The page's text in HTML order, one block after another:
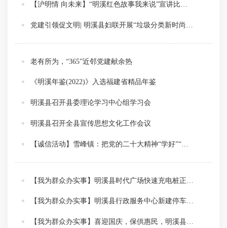
【沪明情 向未来】“明溪红色故事我来说”宣讲比赛燃情上演
老有所为，“365”近邻党建献余热
《明溪年鉴(2022)》入选福建省精品年鉴
明溪县召开县委理论学习中心组学习会
明溪县召开全县宣传思想文化工作会议
【我为群众办实事】明溪县行政服务中心新建停车棚正式投入使用
【我为群众办实事】喜迎国庆，保供惠民，明溪县6家“平价商店”启动运行！